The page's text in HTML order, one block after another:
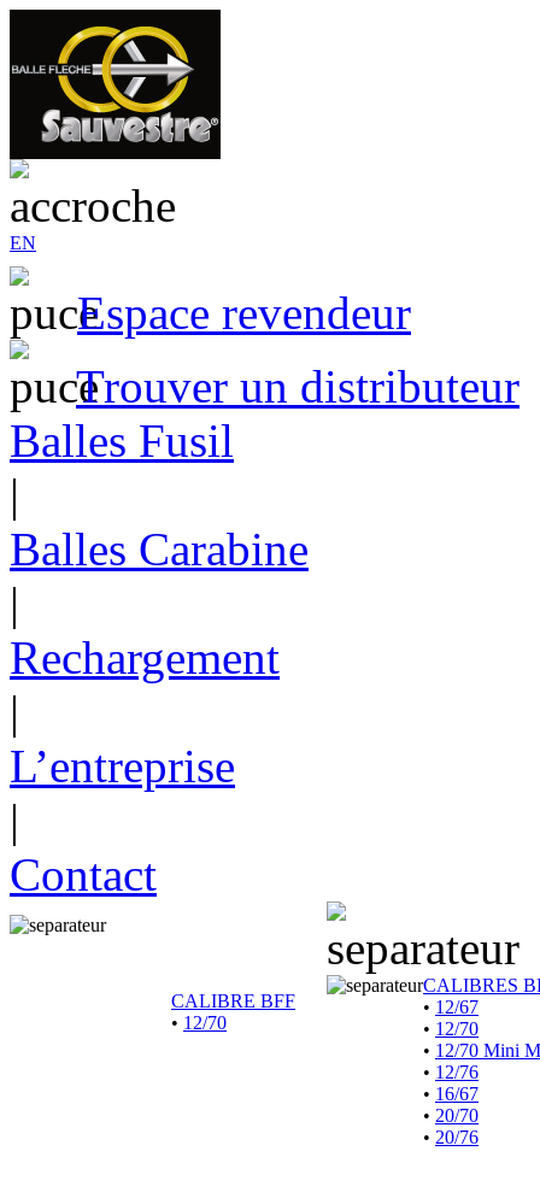
EN
Espace revendeur
Trouver un distributeur
Balles Fusil
|
Balles Carabine
|
Rechargement
|
L’entreprise
|
Contact
CALIBRE BFF
• 12/70
CALIBRES
• 12/67
• 12/70
• 12/70 Mini
• 12/76
• 16/67
• 20/70
• 20/76